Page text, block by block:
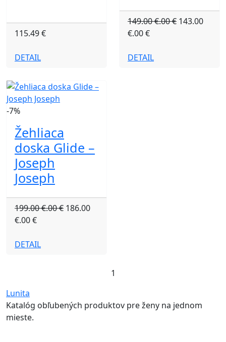
115.49 €
DETAIL
149.00 €.00 € 143.00
€.00 €
DETAIL
-7%
Žehliaca
doska Glide –
Joseph
Joseph
199.00 €.00 € 186.00
€.00 €
DETAIL
1
Lunita
Katalóg obľubených produktov pre ženy na jednom
mieste.